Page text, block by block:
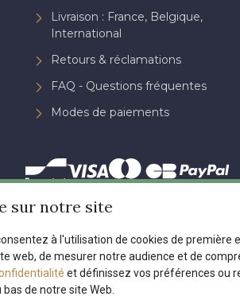
Livraison : France, Belgique,
International
Retours & réclamations
FAQ - Questions fréquentes
Modes de paiements
Dernière
de vente Politique de
sur notre site
à l'utilisation de cookies de
web, de mesurer notre audience et de
et définissez vos préférences ou
de notre site Web.